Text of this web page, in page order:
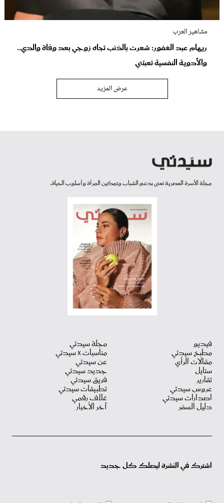
مشاهير العرب
ريهام عبد الغفور: شعرت بالذنب تجاه زوجي بعد وفاة والدي..
والأدوية النفسية تعبتني
عرض المزيد
مجلة الأسرة العصرية تعنى بدعم الشباب وتمكين المرأة وأسلوب الحياة.
فيديو
مطبخ سيدتي
مقالات الرأي
ستايل
تقارير
عروس سيدتي
اصدارات سيدتي
دليل السفر
مجلة سيدتي
مناسبات X سيدتي
عن سيدتي
جديد سيدتي
فريق سيدتي
تطبيقات سيدتي
غلاف رقمي
آخر الأخبار
اشترك في النشرة ليصلك كل جديد